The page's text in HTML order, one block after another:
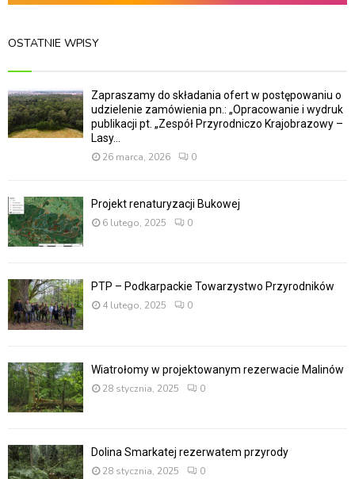
OSTATNIE WPISY
Zapraszamy do składania ofert w postępowaniu o
udzielenie zamówienia pn.: „Opracowanie i wydruk
publikacji pt. „Zespół Przyrodniczo Krajobrazowy –
Lasy...
26 marca, 2026
0
Projekt renaturyzacji Bukowej
6 lutego, 2025
0
PTP – Podkarpackie Towarzystwo Przyrodników
4 lutego, 2025
0
Wiatrołomy w projektowanym rezerwacie Malinów
28 stycznia, 2025
0
Dolina Smarkatej rezerwatem przyrody
28 stycznia, 2025
0